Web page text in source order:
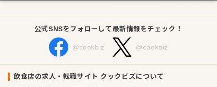
公式SNSをフォローして最新情報をチェック！
@cookbiz @cookbiz
飲食店の求人・転職サイト クックビズについて